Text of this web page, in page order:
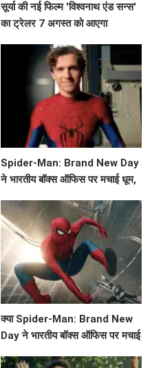
सूर्या की नई फिल्म 'विश्वनाथ एंड सन्स'
का ट्रेलर 7 अगस्त को आएगा
Spider-Man: Brand New Day
ने भारतीय बॉक्स ऑफिस पर मचाई धूम,
क्या Spider-Man: Brand New
Day ने भारतीय बॉक्स ऑफिस पर मचाई